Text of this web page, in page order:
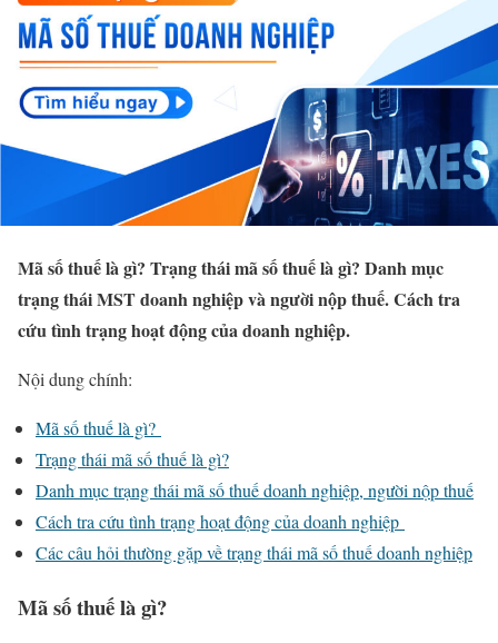
Mã số thuế là gì? Trạng thái mã số thuế là gì? Danh mục
trạng thái MST doanh nghiệp và người nộp thuế. Cách tra
cứu tình trạng hoạt động của doanh nghiệp.
Nội dung chính:
Mã số thuế là gì?
Trạng thái mã số thuế là gì?
Danh mục trạng thái mã số thuế doanh nghiệp, người nộp thuế
Cách tra cứu tình trạng hoạt động của doanh nghiệp
Các câu hỏi thường gặp về trạng thái mã số thuế doanh nghiệp
Mã số thuế là gì?